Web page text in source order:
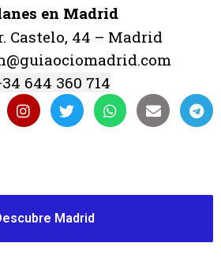
en Madrid
Castelo, 44 – Madrid
644 360 714
Madrid